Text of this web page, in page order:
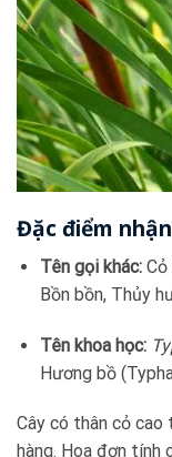
Đặc điểm
Tên gọi khác:Cỏ
Bồn bồn, Thủy
Tên khoa học:
Hương bồ
Cây có thân cỏ cao
hàng. Hoa đơn tính